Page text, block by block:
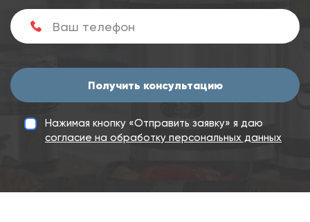
Получить консультацию
Нажимая кнопку «Отправить заявку» я даю
согласие на обработку персональных данных